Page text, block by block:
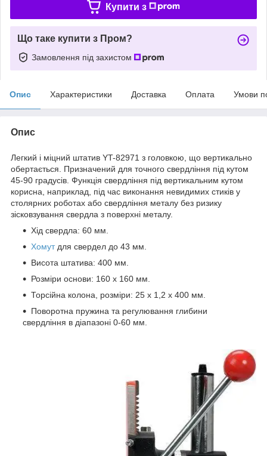
Купити з
Що таке купити з Пром?
Замовлення під захистом
Опис Характеристики Доставка Оплата Умови
Опис
Легкий і міцний штатив YT-82971 з головкою, що вертикально
обертається. Призначений для точного свердління під кутом
45-90 градусів. Функція свердління під вертикальним кутом
корисна, наприклад, під час виконання невидимих стиків у
столярних роботах або свердління металу без ризику
зісковзування свердла з поверхні металу.
Хід свердла: 60 мм.
Хомутдля свердел до 43 мм.
Висота штатива: 400 мм.
Розміри основи: 160 x 160 мм.
Торсійна колона, розміри: 25 х 1,2 х 400 мм.
Поворотна пружина та регулювання глибини
свердління в діапазоні 0-60 мм.